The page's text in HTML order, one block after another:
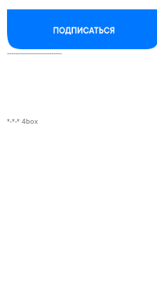
--------------------------
*-*-* 4box